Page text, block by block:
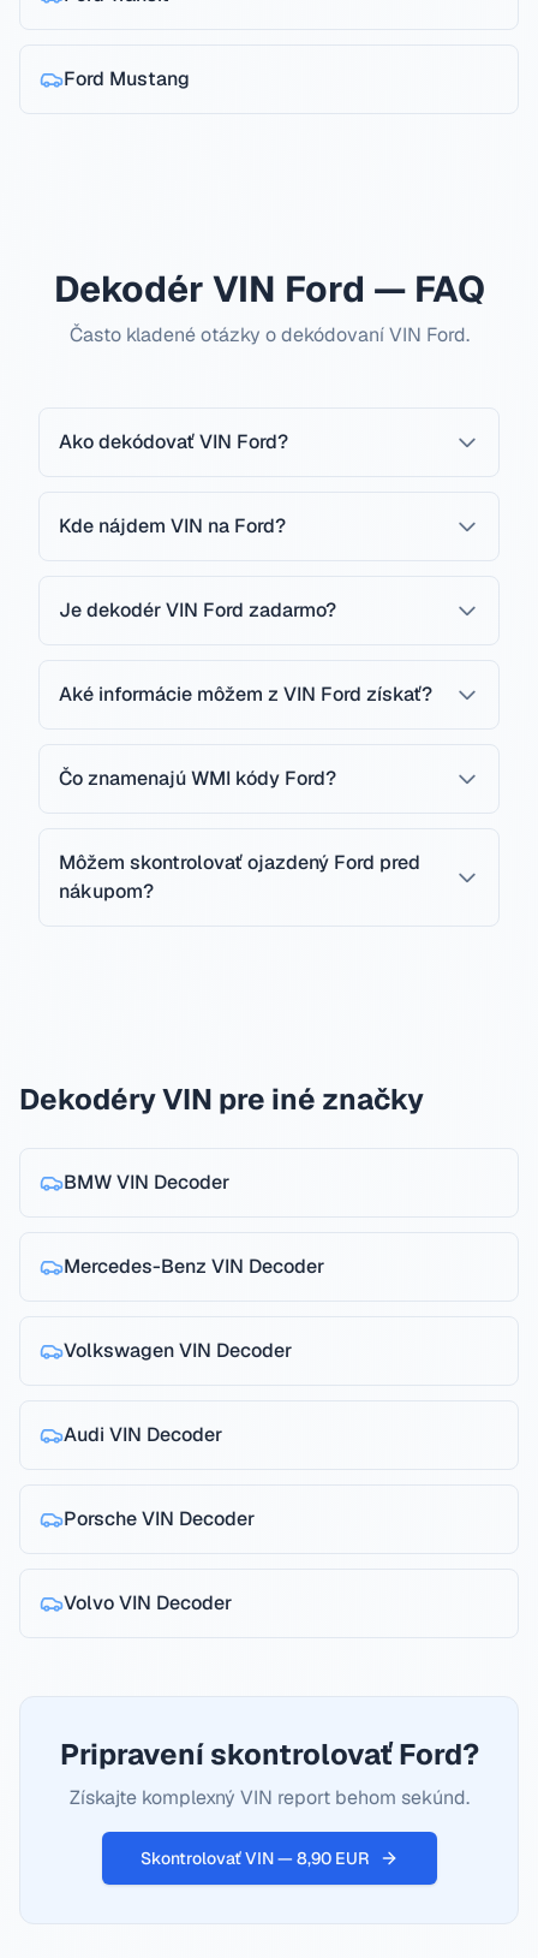
Ford Mustang
Dekodér VIN Ford — FAQ
Často kladené otázky o dekódovaní VIN Ford.
Ako dekódovať VIN Ford?
Kde nájdem VIN na Ford?
Je dekodér VIN Ford zadarmo?
Aké informácie môžem z VIN Ford získať?
Čo znamenajú WMI kódy Ford?
Môžem skontrolovať ojazdený Ford pred
nákupom?
Dekodéry VIN pre iné značky
BMWVIN Decoder
Mercedes-Benz VIN Decoder
VolkswagenVIN Decoder
Audi VIN Decoder
PorscheVIN Decoder
VolvoVIN Decoder
Pripravení skontrolovať Ford?
Získajte komplexný VIN report behom sekúnd.
Skontrolovať VIN — 8,90 EUR